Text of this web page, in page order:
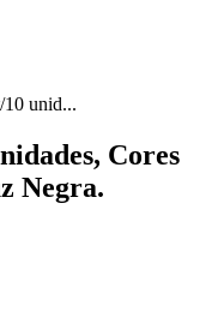
10 unid...
Cores
Negra.